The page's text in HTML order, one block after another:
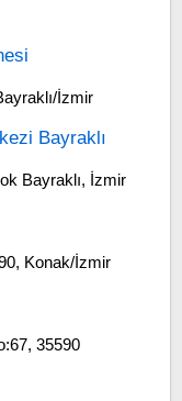
İzmir
Bayraklı
Bayraklı, İzmir
Konak/İzmir
35590